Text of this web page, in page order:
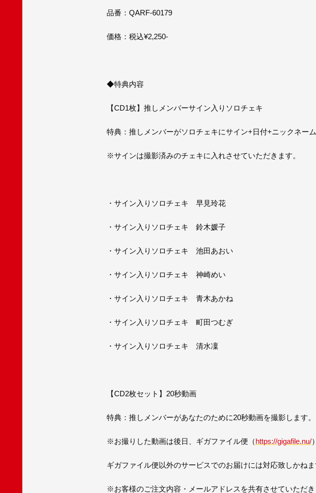
品番：QARF-60179
価格：税込¥2,250-
◆特典内容
【CD1枚】推しメンバーサイン入りソロチェキ
特典：推しメンバーがソロチェキにサイン+日付+ニックネー
※サインは撮影済みのチェキに入れさせていただきます。
・サイン入りソロチェキ 早見玲花
・サイン入りソロチェキ 鈴木媛子
・サイン入りソロチェキ 池田あおい
・サイン入りソロチェキ 神崎めい
・サイン入りソロチェキ 青木あかね
・サイン入りソロチェキ 町田つむぎ
・サイン入りソロチェキ 清水凜
【CD2枚セット】20秒動画
特典：推しメンバーがあなたのために20秒動画を撮影します。
※お撮りした動画は後日、ギガファイル便（https://gigafile.nu/
ギガファイル便以外のサービスでのお届けには対応致しかね
※お客様のご注文内容・メールアドレスを共有させていただ